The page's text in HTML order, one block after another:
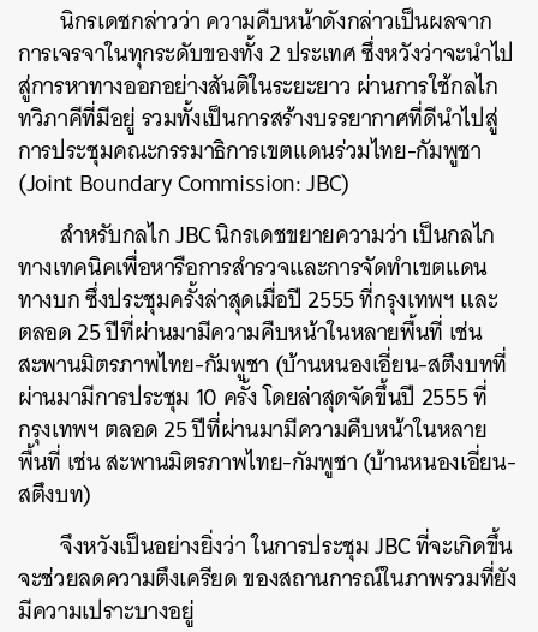
นิกรเดชกล่าวว่า ความคืบหน้าดังกล่าวเป็นผลจาก
การเจรจาในทุกระดับของทั้ง 2 ประเทศ ซึ่งหวังว่าจะนำไป
สู่การหาทางออกอย่างสันติในระยะยาว ผ่านการใช้กลไก
ทวิภาคีที่มีอยู่ รวมทั้งเป็นการสร้างบรรยากาศที่ดีนำไปสู่
การประชุมคณะกรรมาธิการเขตแดนร่วมไทย-กัมพูชา
(Joint Boundary Commission: JBC)
สำหรับกลไก JBC นิกรเดชขยายความว่า เป็นกลไก
ทางเทคนิคเพื่อหารือการสำรวจและการจัดทำเขตแดน
ทางบก ซึ่งประชุมครั้งล่าสุดเมื่อปี 2555 ที่กรุงเทพฯ และ
ตลอด 25 ปีที่ผ่านมามีความคืบหน้าในหลายพื้นที่ เช่น
สะพานมิตรภาพไทย-กัมพูชา (บ้านหนองเอี่ยน-สตึงบทที่
ผ่านมามีการประชุม 10 ครั้ง โดยล่าสุดจัดขึ้นปี 2555 ที่
กรุงเทพฯ ตลอด 25 ปีที่ผ่านมามีความคืบหน้าในหลาย
พื้นที่ เช่น สะพานมิตรภาพไทย-กัมพูชา (บ้านหนองเอี่ยน-
สตึงบท)
จึงหวังเป็นอย่างยิ่งว่า ในการประชุม JBC ที่จะเกิดขึ้น
จะช่วยลดความตึงเครียด ของสถานการณ์ในภาพรวมที่ยัง
มีความเปราะบางอยู่